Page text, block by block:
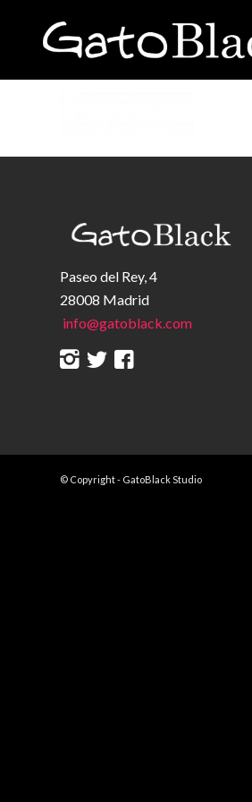
Paseo del Rey, 4
28008 Madrid
info@gatoblack.com
© Copyright - GatoBlack Studio